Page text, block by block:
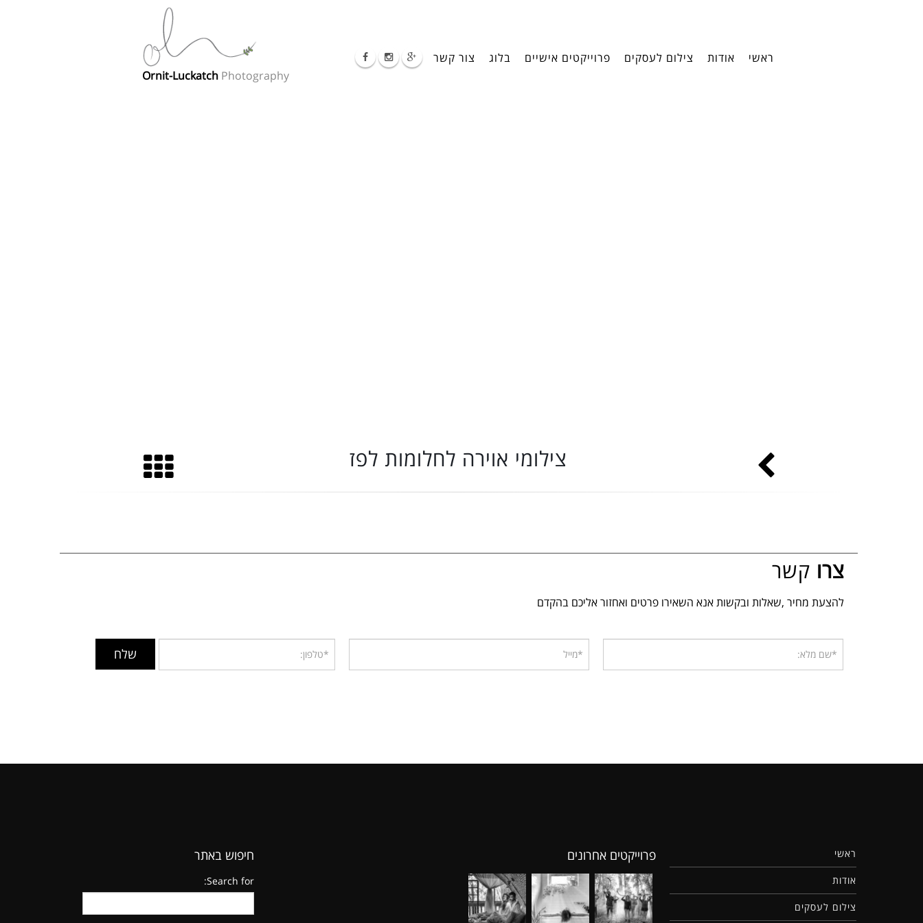
Ornit-Luckatch Photography
ראשי אודות צילום לעסקים פרוייקטים אישיים בלוג צור קשר
צילומי אוירה לחלומות לפז
צרו קשר
להצעת מחיר ,שאלות ובקשות אנא השאירו פרטים ואחזור אליכם בהקדם
חיפוש באתר
Search for:
פרוייקטים אחרונים ראשי
אודות
צילום לעסקים